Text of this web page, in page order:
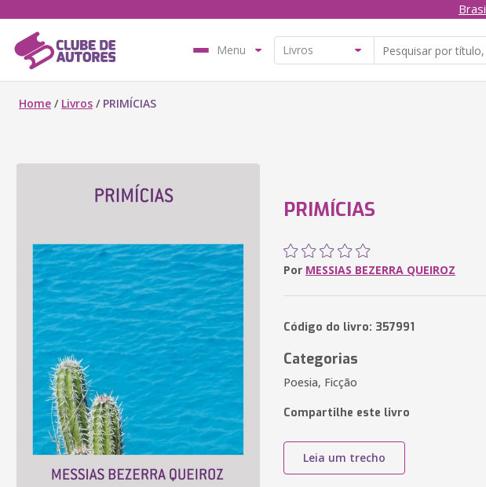
Menu
Home / Livros / PRIMÍCIAS
PRIMÍCIAS
Por MESSIAS BEZERRA QUEIROZ
Código do livro: 357991
Categorias
Poesia, Ficção
Compartilhe este livro
Leia um trecho